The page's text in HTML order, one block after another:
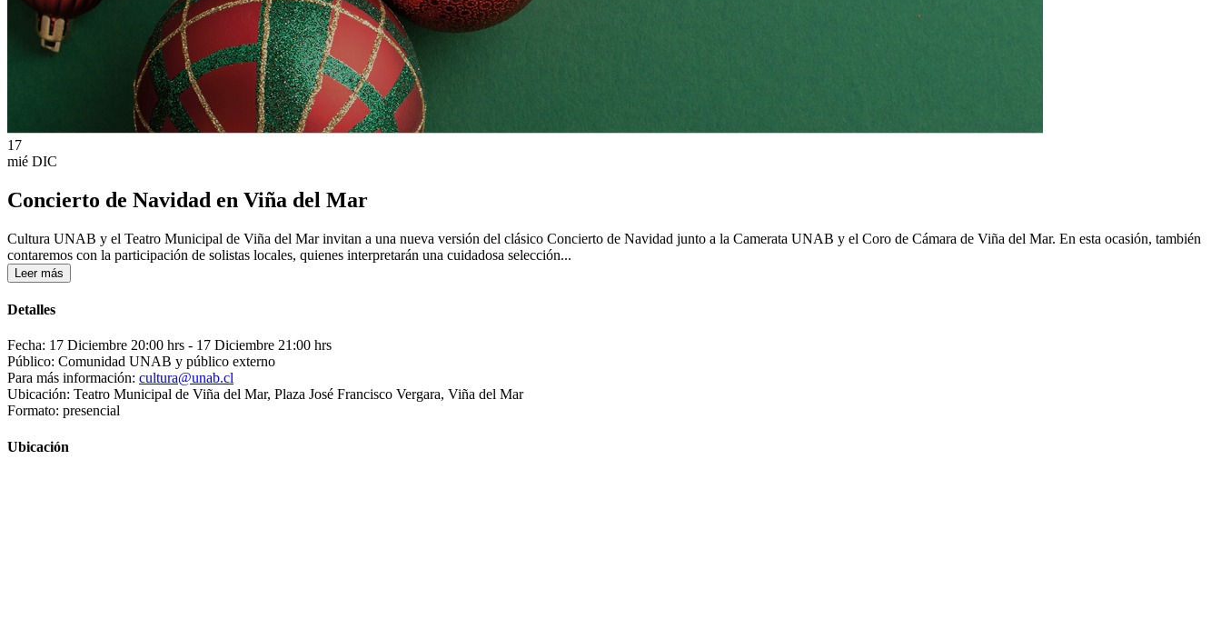
17
mié DIC
Concierto de Navidad en Viña del Mar
Cultura UNAB y el Teatro Municipal de Viña del Mar invitan a una nueva versión del clásico Concierto de Navidad junto a la Camerata UNAB y el Coro de Cámara de Viña del Mar. En esta ocasión, también
contaremos con la participación de solistas locales, quienes interpretarán una cuidadosa selección...
Leer más
Detalles
Fecha: 17 Diciembre 20:00 hrs - 17 Diciembre 21:00 hrs
Público: Comunidad UNAB y público externo
Para más información: cultura@unab.cl
Ubicación: Teatro Municipal de Viña del Mar, Plaza José Francisco Vergara, Viña del Mar
Formato: presencial
Ubicación